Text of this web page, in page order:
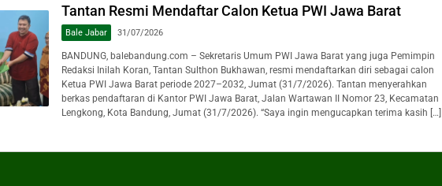
Tantan Resmi Mendaftar Calon Ketua PWI Jawa Barat
Bale Jabar 31/07/2026
BANDUNG, balebandung.com – Sekretaris Umum PWI Jawa Barat yang juga Pemimpin
Redaksi Inilah Koran, Tantan Sulthon Bukhawan, resmi mendaftarkan diri sebagai calon
Ketua PWI Jawa Barat periode 2027–2032, Jumat (31/7/2026). Tantan menyerahkan
berkas pendaftaran di Kantor PWI Jawa Barat, Jalan Wartawan II Nomor 23, Kecamatan
Lengkong, Kota Bandung, Jumat (31/7/2026). “Saya ingin mengucapkan terima kasih […]